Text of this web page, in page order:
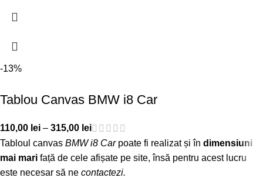
-13%
Tablou Canvas BMW i8 Car
110,00 lei – 315,00 lei
Tabloul canvas BMW i8 Carpoate fi realizat și în dimensiuni
mai mari față de cele afișate pe site, însă pentru acest lucru
este necesar să ne contactezi.